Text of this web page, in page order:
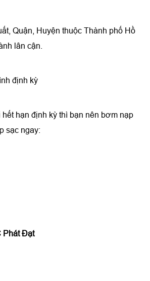
Quận, Huyện thuộc Thành phố Hồ
lân cận.
định kỳ
hạn định kỳ thì bạn nên bơm nạp
sạc ngay:
Phát Đạt